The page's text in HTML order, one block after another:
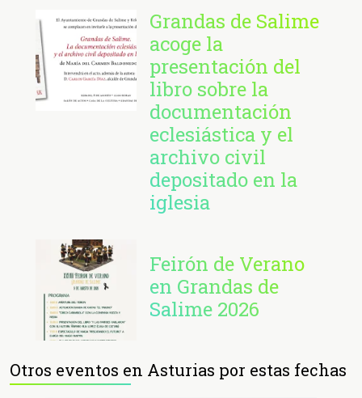
Grandas de Salime
acoge la
presentación del
libro sobre la
documentación
eclesiástica y el
archivo civil
depositado en la
iglesia
Feirón de Verano
en Grandas de
Salime 2026
Otros eventos en Asturias por estas fechas